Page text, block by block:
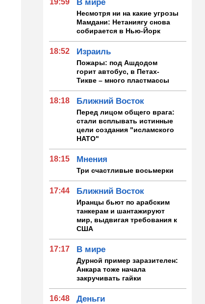
В мире
Несмотря ни на какие угрозы
Мамдани: Нетаниягу снова
собирается в Нью-Йорк
18:52 Израиль
Пожары: под Ашдодом
горит автобус, в Петах-
Тикве – много пластмассы
18:18 Ближний Восток
Перед лицом общего врага:
стали всплывать истинные
цели создания "исламского
НАТО"
18:15 Мнения
Три счастливые восьмерки
17:44 Ближний Восток
Иранцы бьют по арабским
танкерам и шантажируют
мир, выдвигая требования к
США
17:17 В мире
Дурной пример заразителен:
Анкара тоже начала
закручивать гайки
16:48 Деньги